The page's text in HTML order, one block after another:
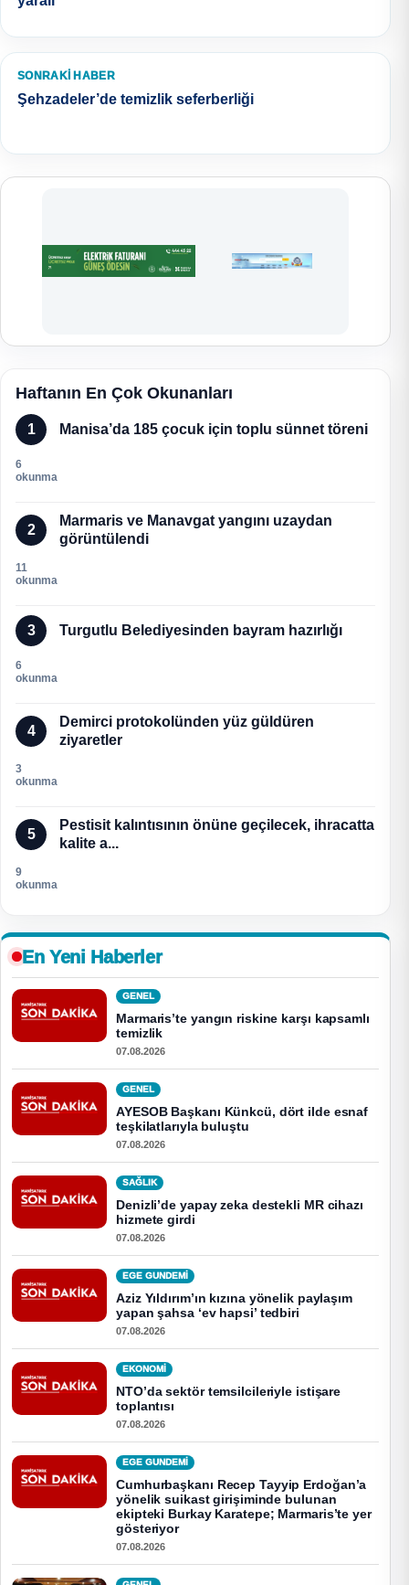
SONRAKI HABER
Şehzadeler’de temizlik seferberliği
Haftanın En Çok Okunanları
1 Manisa’da 185 çocuk için toplu sünnet töreni
6
okunma
2
Marmaris ve Manavgat yangını uzaydan
görüntülendi
11
okunma
3 Turgutlu Belediyesinden bayram hazırlığı
6
okunma
4
Demirci protokolünden yüz güldüren
ziyaretler
3
okunma
5
Pestisit kalıntısının önüne geçilecek, ihracatta
kalite a...
9
okunma
En Yeni Haberler
GENEL
Marmaris’te yangın riskine karşı kapsamlı
temizlik
07.08.2026
GENEL
AYESOB Başkanı Künkcü, dört ilde esnaf
teşkilatlarıyla buluştu
07.08.2026
SAĞLIK
Denizli’de yapay zeka destekli MR cihazı
hizmete girdi
07.08.2026
EGE GUNDEMİ
Aziz Yıldırım’ın kızına yönelik paylaşım
yapan şahsa ‘ev hapsi’ tedbiri
07.08.2026
EKONOMI
NTO’da sektör temsilcileriyle istişare
toplantısı
07.08.2026
EGE GUNDEMİ
Cumhurbaşkanı Recep Tayyip Erdoğan’a
yönelik suikast girişiminde bulunan
ekipteki Burkay Karatepe; Marmaris’te yer
gösteriyor
07.08.2026